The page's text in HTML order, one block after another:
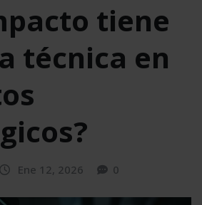
tiene
técnica en
Ene 12, 2026 0